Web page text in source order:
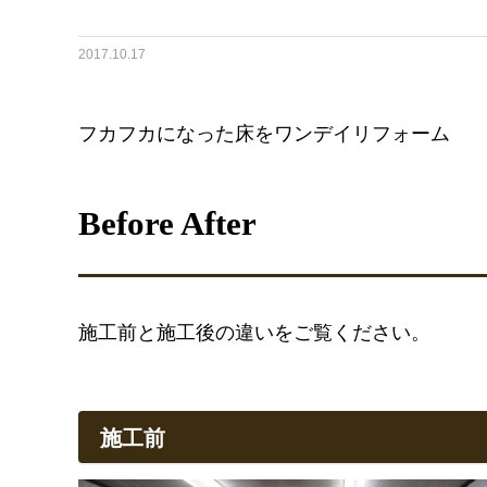
2017.10.17
フカフカになった床をワンデイリフォーム
Before After
施工前と施工後の違いをご覧ください。
施工前